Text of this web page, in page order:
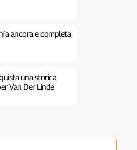
ancora e completa
una storica
Van Der Linde